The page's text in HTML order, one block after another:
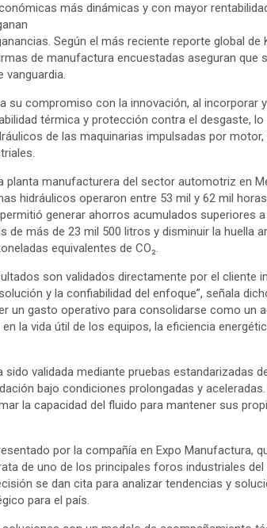
más dinámicas y con mayor
Según el más reciente reporte global de
de manufactura encuestadas aseguran que
vanguardia.
su compromiso con la innovación, al incorporar
térmica y protección contra el desgaste,
de las maquinarias impulsadas por
planta manufacturera del sector automotriz en
hidráulicos operaron entre 53 mil y 62 mil
generar ahorros acumulados superiores
de más de 23 mil 500 litros y disminuir la huella
equivalentes de CO₂.
son validados directamente por el cliente
y la confiabilidad del enfoque”, señala
un gasto operativo para consolidarse como un
la vida útil de los equipos, la eficiencia
validada mediante pruebas estandarizadas
bajo condiciones prolongadas y
la capacidad del fluido para mantener sus
por la compañía en Expo Manufactura,
de uno de los principales foros industriales
se dan cita para analizar tendencias y
para el país.